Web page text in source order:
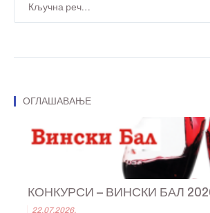
ОГЛАШАВАЊЕ
КОНКУРСИ – ВИНСКИ БАЛ
22.07.2026.